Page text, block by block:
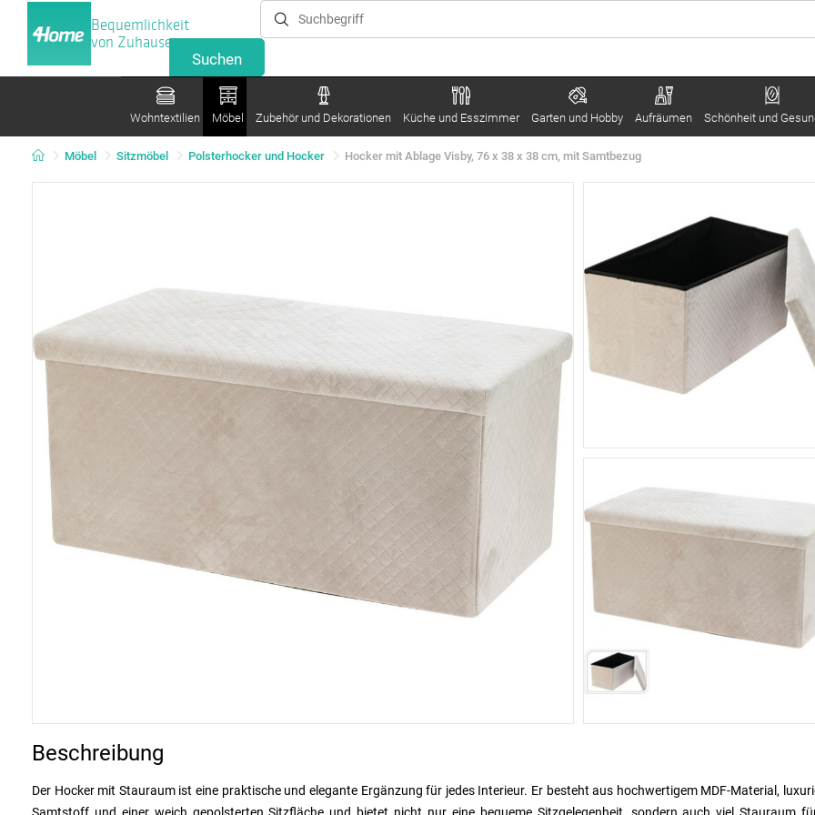
Bequemlichkeit
von Zuhause
Wohntextilien Möbel Zubehör und Dekorationen Küche und Esszimmer Garten und Hobby Aufräumen Schönheit und
Möbel Sitzmöbel Polsterhocker und Hocker Hocker mit Ablage Visby, 76 x 38 x 38 cm, mit Samtbezug
Beschreibung
Der Hocker mit Stauraum ist eine praktische und elegante Ergänzung für jedes Interieur. Er besteht aus hochwertigem MDF-Material,